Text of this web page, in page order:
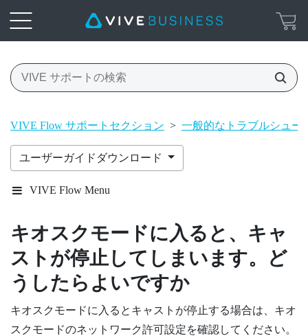
VIVE Flow サポートセクション > 一般的なトラブルシュー
ユーザーガイドダウンロード
VIVE Flow Menu
キオスクモードに入ると、キャ
ストが停止してしまいます。ど
うしたらよいですか
キオスクモードに入るとキャストが停止する場合は、キオ
スクモードのネットワーク許可設定を確認してください。